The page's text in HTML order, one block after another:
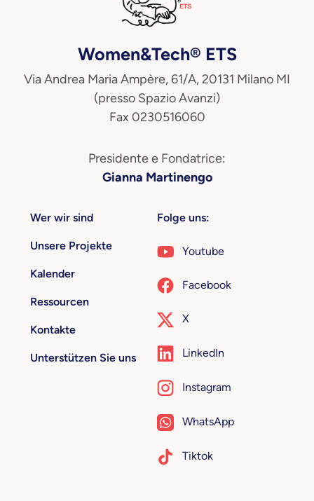
Women&Tech® ETS
Via Andrea Maria Ampère, 61/A, 20131 Milano MI
(presso Spazio Avanzi)
Fax 0230516060
Presidente e Fondatrice:
Gianna Martinengo
Wer wir sind
Unsere Projekte
Kalender
Ressourcen
Kontakte
Unterstützen Sie uns
Folge uns:
Youtube
Facebook
X
LinkedIn
Instagram
WhatsApp
Tiktok